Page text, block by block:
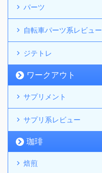
パーツ
自転車パーツ系レビュー
ジテトレ
ワークアウト
サプリメント
サプリ系レビュー
珈琲
焙煎